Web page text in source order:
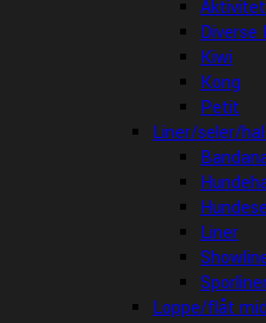
Diverse
Kiwi
Kong
Petit
Liner/seler/
Liner
Loppe/flåt